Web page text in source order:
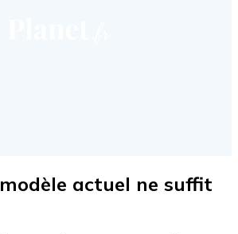
actuel ne suffit